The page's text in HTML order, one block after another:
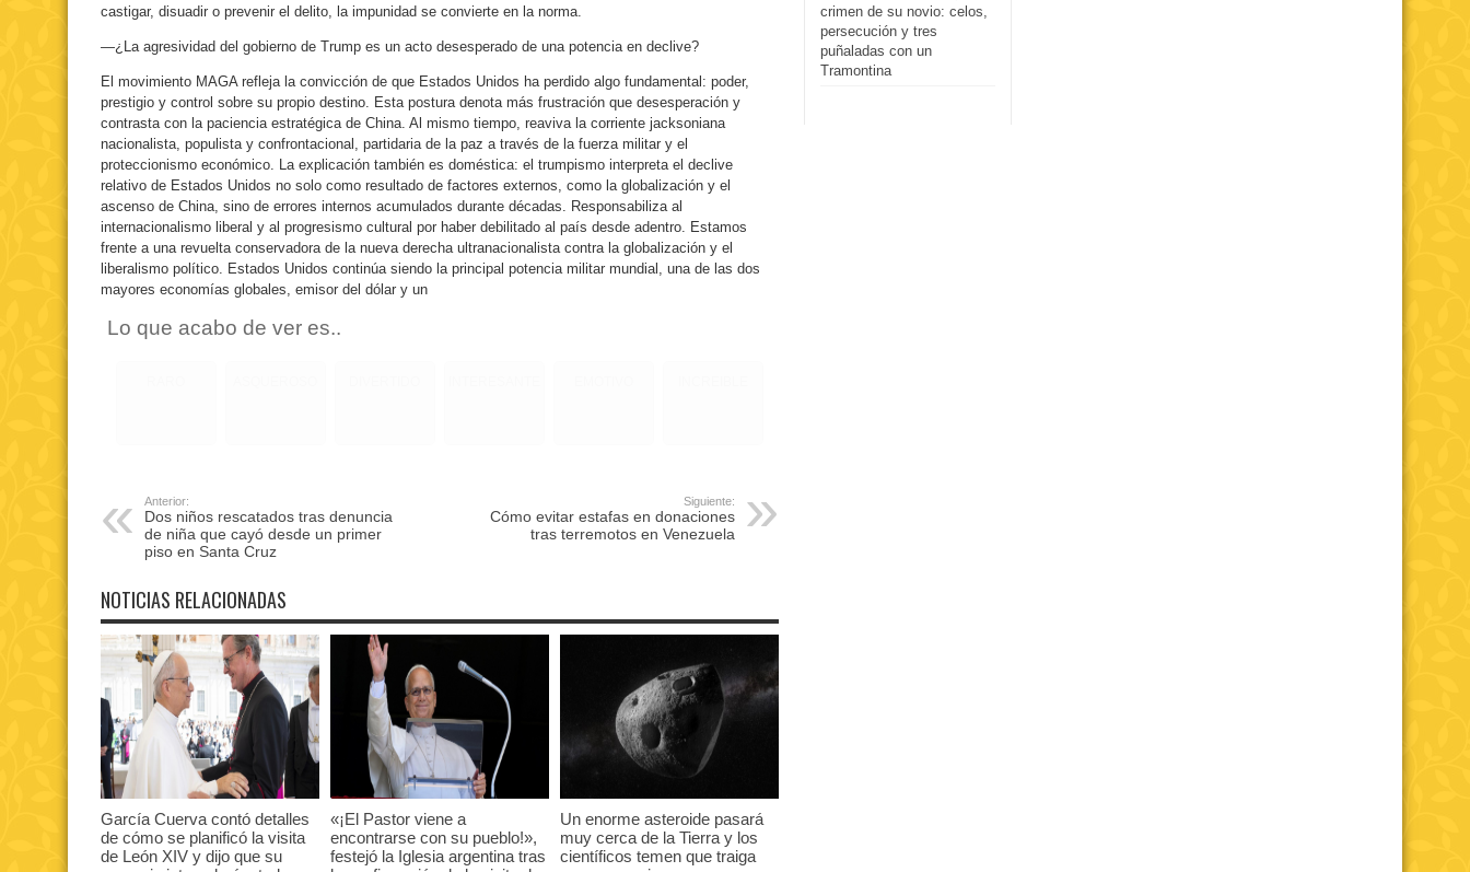
castigar, disuadir o prevenir el delito, la impunidad se convierte en la norma.
—¿La agresividad del gobierno de Trump es un acto desesperado de una potencia en declive?
El movimiento MAGA refleja la convicción de que Estados Unidos ha perdido algo fundamental: poder,
prestigio y control sobre su propio destino. Esta postura denota más frustración que desesperación y
contrasta con la paciencia estratégica de China. Al mismo tiempo, reaviva la corriente jacksoniana
nacionalista, populista y confrontacional, partidaria de la paz a través de la fuerza militar y el
proteccionismo económico. La explicación también es doméstica: el trumpismo interpreta el declive
relativo de Estados Unidos no solo como resultado de factores externos, como la globalización y el
ascenso de China, sino de errores internos acumulados durante décadas. Responsabiliza al
internacionalismo liberal y al progresismo cultural por haber debilitado al país desde adentro. Estamos
frente a una revuelta conservadora de la nueva derecha ultranacionalista contra la globalización y el
liberalismo político. Estados Unidos continúa siendo la principal potencia militar mundial, una de las dos
mayores economías globales, emisor del dólar y un
Lo que acabo de ver es..
Anterior:
Dos niños rescatados tras denuncia
de niña que cayó desde un primer
piso en Santa Cruz
Siguiente:
Cómo evitar estafas en donaciones
tras terremotos en Venezuela
NOTICIAS RELACIONADAS
García Cuerva contó detalles
de cómo se planificó la visita
de León XIV y dijo que su
«¡El Pastor viene a
encontrarse con su pueblo!»,
festejó la Iglesia argentina tras
Un enorme asteroide pasará
muy cerca de la Tierra y los
científicos temen que traiga
crimen de su novio: celos,
persecución y tres
puñaladas con un
Tramontina